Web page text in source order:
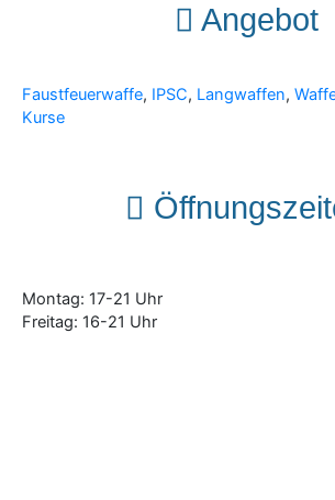
Angebot
Faustfeuerwaffe, IPSC, Langwaffen,
Kurse
Montag: 17-21 Uhr
Freitag: 16-21 Uhr